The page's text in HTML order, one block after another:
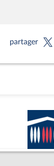
partager